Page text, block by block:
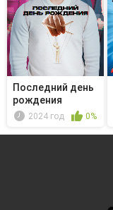
Последний день
рождения
2024 год 0%